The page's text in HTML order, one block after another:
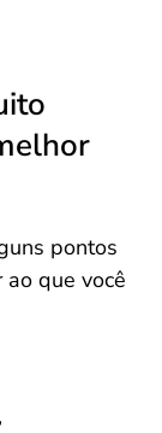
pontos
que você